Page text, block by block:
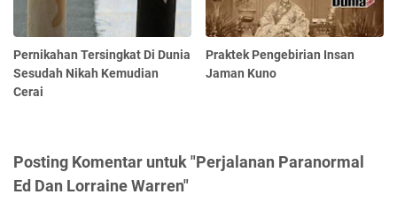
Pernikahan Tersingkat Di Dunia
Sesudah Nikah Kemudian
Cerai
Praktek Pengebirian Insan
Jaman Kuno
Posting Komentar untuk "Perjalanan Paranormal
Ed Dan Lorraine Warren"